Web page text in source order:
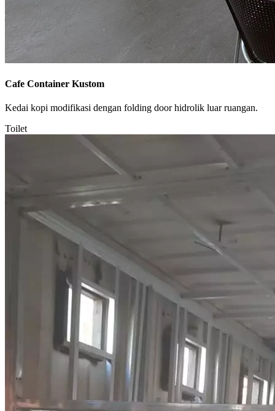
Cafe Container Kustom
Kedai kopi modifikasi dengan folding door hidrolik luar ruangan.
Toilet